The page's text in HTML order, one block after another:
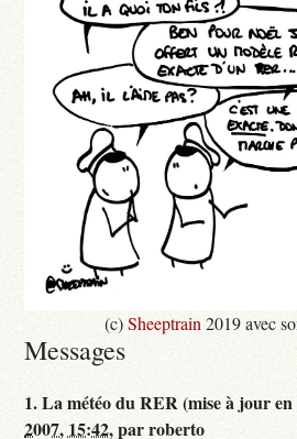
(c)Sheeptrain 2019 avec
Messages
1.La météo du RER (mise à jour
2007, 15:42,parroberto